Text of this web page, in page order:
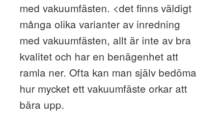
med vakuumfästen. <det finns väldigt
många olika varianter av inredning
med vakuumfästen, allt är inte av bra
kvalitet och har en benägenhet att
ramla ner. Ofta kan man själv bedöma
hur mycket ett vakuumfäste orkar att
bära upp.